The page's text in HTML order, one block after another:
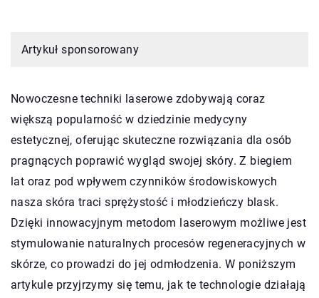
Artykuł sponsorowany
Nowoczesne techniki laserowe zdobywają coraz
większą popularność w dziedzinie medycyny
estetycznej, oferując skuteczne rozwiązania dla osób
pragnących poprawić wygląd swojej skóry. Z biegiem
lat oraz pod wpływem czynników środowiskowych
nasza skóra traci sprężystość i młodzieńczy blask.
Dzięki innowacyjnym metodom laserowym możliwe jest
stymulowanie naturalnych procesów regeneracyjnych w
skórze, co prowadzi do jej odmłodzenia. W poniższym
artykule przyjrzymy się temu, jak te technologie działają